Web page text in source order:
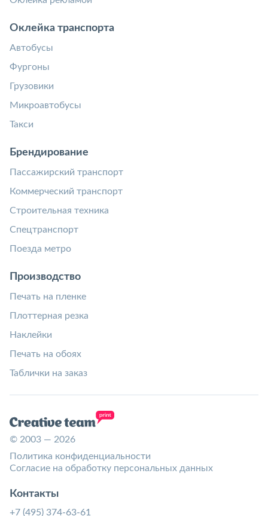
Оклейка транспорта
Автобусы
Фургоны
Грузовики
Микроавтобусы
Такси
Брендирование
Пассажирский транспорт
Коммерческий транспорт
Строительная техника
Спецтранспорт
Поезда метро
Производство
Печать на пленке
Плоттерная резка
Наклейки
Печать на обоях
Таблички на заказ
© 2003 — 2026
Политика конфиденциальности
Согласие на обработку персональных данных
Контакты
+7 (495) 374-63-61